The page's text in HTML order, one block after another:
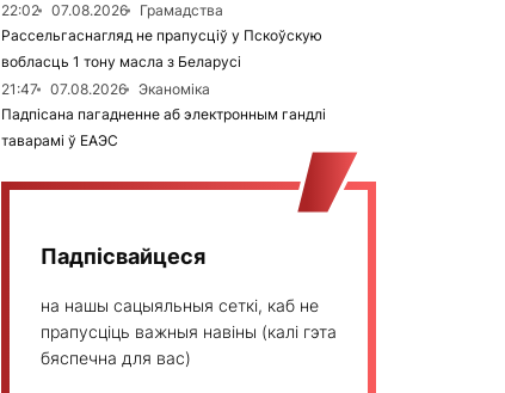
22:02
07.08.2026
Грамадства
Рассельгаснагляд не прапусціў у Пскоўскую
вобласць 1 тону масла з Беларусі
21:47
07.08.2026
Эканоміка
Падпісана пагадненне аб электронным гандлі
таварамі ў ЕАЭС
Падпісвайцеся
на нашы сацыяльныя сеткі, каб не
прапусціць важныя навіны (калі гэта
бяспечна для вас)